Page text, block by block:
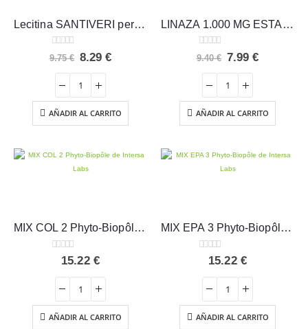
Lecitina SANTIVERI perlas
0 out of 5
9.75€ El
era:
9.75 €.
8.29€El
8.29 €.
AÑADIR AL CARRITO
LINAZA 1.000 MG ESTADO PURO Tongil
0 out of 5
9.40€ El
era:
9.40 €.
7.99€El
7.99 €.
AÑADIR AL CARRITO
MIX COL 2 Phyto-Biopôle – Intersa
out of 5
15.22 €
AÑADIR AL CARRITO
MIX EPA 3 Phyto-Biopôle – Intersa
out of 5
15.22 €
AÑADIR AL CARRITO